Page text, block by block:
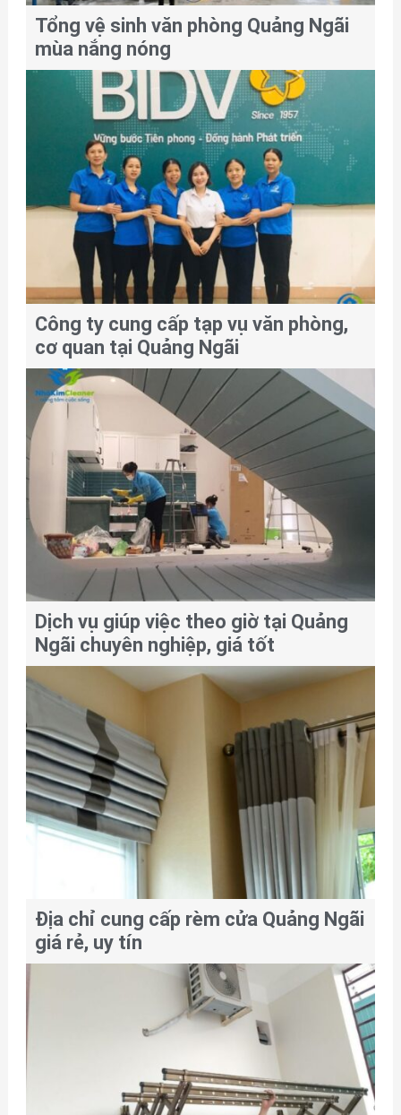
Tổng vệ sinh văn phòng Quảng Ngãi
mùa nắng nóng
Công ty cung cấp tạp vụ văn phòng,
cơ quan tại Quảng Ngãi
Dịch vụ giúp việc theo giờ tại Quảng
Ngãi chuyên nghiệp, giá tốt
Địa chỉ cung cấp rèm cửa Quảng Ngãi
giá rẻ, uy tín